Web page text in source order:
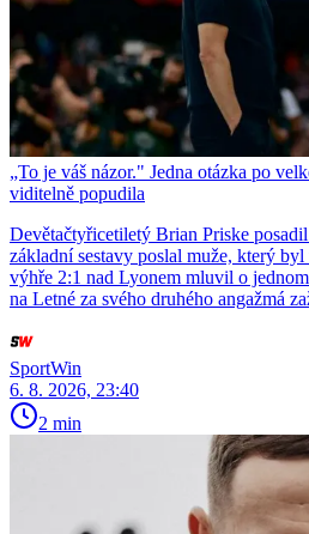
„To je váš názor." Jedna otázka po
viditelně popudila
Devětačtyřicetiletý Brian Priske
základní sestavy poslal muže, který
výhře 2:1 nad Lyonem mluvil o
na Letné za svého druhého angažmá
SportWin
6. 8. 2026, 23:40
2 min